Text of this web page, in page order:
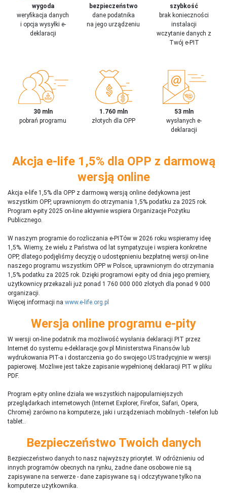
wygoda
weryfikacja danych
i opcja wysyłki e-
deklaracji
bezpieczeństwo
dane podatnika
na jego urządzeniu
szybkość
brak konieczności
instalacji
wczytanie danych z
Twój e-PIT
30 mln
pobrań programu
1.760 mln
złotych dla OPP
53 mln
wysłanych e-
deklaracji
Akcja e-life 1,5% dla OPP z darmową
wersją online
Akcja e-life 1,5% dla OPP z darmową wersją online dedykowna jest
wszystkim OPP, uprawnionym do otrzymania 1,5% podatku za 2025 rok.
Program e-pity 2025 on-line aktywnie wspiera Organizacje Pożytku
Publicznego.
W naszym programie do rozliczania e-PITów w 2026 roku wspieramy ideę
1,5%. Wiemy, że wielu z Państwa od lat sympatyzuje i wspiera konkretne
OPP, dlatego podjęliśmy decyzję o udostępnieniu bezpłatnej wersji on-line
naszego programu wszystkim OPP w Polsce, uprawnionym do otrzymania
1,5% podatku za 2025 rok. Dzięki programowi e-pity od dnia jego premiery,
użytkownicy przekazali już ponad 1 760 000 000 złotych dla ponad 9 000
organizacji.
Więcej informacji na www.e-life.org.pl
Wersja online programu e-pity
W wersji on-line podatnik ma możliwość wysłania deklaracji PIT przez
Internet do systemu e-deklaracje.gov.pl Ministerstwa Finansów lub
wydrukowania PIT-a i dostarczenia go do swojego US tradycyjnie w wersji
papierowej. Możliwe jest także zapisanie wypełnionej deklaracji PIT w pliku
PDF.
Program e-pity online działa we wszystkich najpopularniejszych
przeglądarkach internetowych (Internet Explorer, Firefox, Safari, Opera,
Chrome) zarówno na komputerze, jaki i urządzeniach mobilnych - telefon lub
tablet..
Bezpieczeństwo Twoich danych
Bezpieczeństwo danych to nasz najwyższy priorytet. W odróżnieniu od
innych programów obecnych na rynku, żadne dane osobowe nie są
zapisywane na serwerze - dane zapisywane są i odczytywane tylko na
komputerze użytkownika.